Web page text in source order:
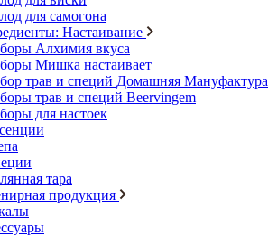
для самогона
Настаивание
Алхимия вкуса
Мишка настаивает
трав и специй Домашняя Мануфактура
трав и специй Beervingem
для настоек
тара
продукция